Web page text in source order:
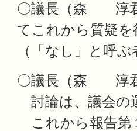
〇議長（森 淳君
てこれから質疑
（「なし」と呼
〇議長（森 淳
討論は、議会の
これから報告第